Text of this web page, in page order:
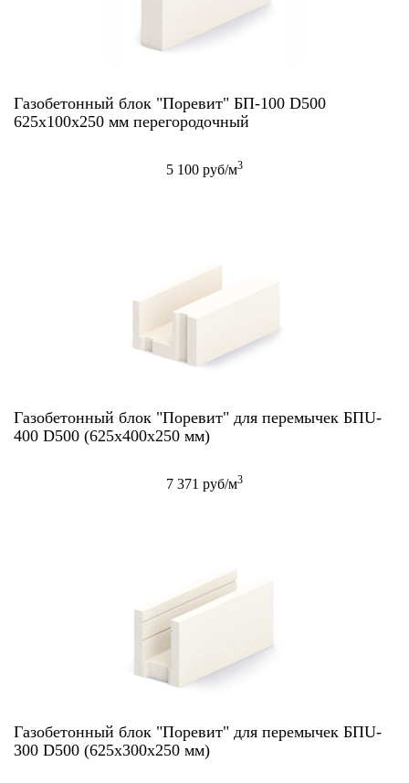
Газобетонный блок "Поревит" БП-100 D500
625х100х250 мм перегородочный
5 100 руб/м3
Газобетонный блок "Поревит" для перемычек БПU-
400 D500 (625х400х250 мм)
7 371 руб/м3
Газобетонный блок "Поревит" для перемычек БПU-
300 D500 (625х300х250 мм)